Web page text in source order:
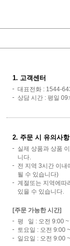
1. 고객센터
대표전화 : 1544-
상담 시간 : 평일
2. 주문 시 유의사항
실제 상품과 상품
니다.
전 지역 3시간 이내
될 수 있습니다)
계절또는 지역에따
있을 수 있습니다.
[주문 가능한 시간]
평 일 : 오전 9:00 ~
토요일 : 오전 9:00
일요일 : 오전 9:00